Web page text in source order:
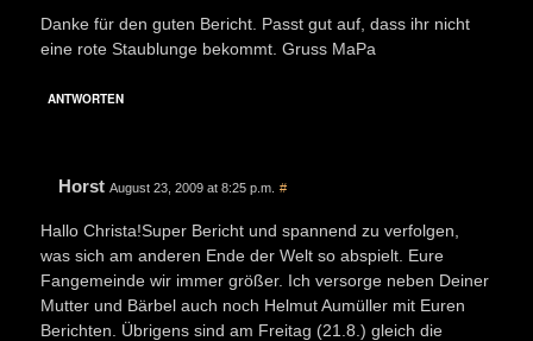
Danke für den guten Bericht. Passt gut auf, dass ihr nicht
eine rote Staublunge bekommt. Gruss MaPa
ANTWORTEN
Horst August 23, 2009 at 8:25 p.m. #
Hallo Christa!Super Bericht und spannend zu verfolgen,
was sich am anderen Ende der Welt so abspielt. Eure
Fangemeinde wir immer größer. Ich versorge neben Deiner
Mutter und Bärbel auch noch Helmut Aumüller mit Euren
Berichten. Übrigens sind am Freitag (21.8.) gleich die